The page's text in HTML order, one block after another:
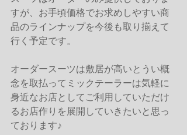
すが、お手頃価格でお求めしやすい商
品のラインナップを今後も取り揃えて
行く予定です。
オーダースーツは敷居が高いとうい概
念を取払ってミックテーラーは気軽に
身近なお店としてご利用していただけ
るお店作りを展開していきたいと思っ
ております♪